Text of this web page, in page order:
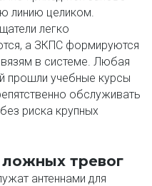
линию целиком.
легко
а ЗКПС формируются
в системе. Любая
прошли учебные курсы
обслуживать
риска крупных
тревог
антеннами для